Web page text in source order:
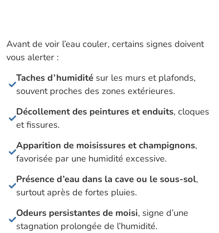
Avant de voir l’eau couler, certains signes doivent
vous alerter :
Taches d’humiditésur les murs et plafonds,
souvent proches des zones extérieures.
Décollement des peintures et enduits, cloques
et fissures.
Apparition de moisissures et champignons,
favorisée par une humidité excessive.
Présence d’eau dans la cave ou le sous-sol,
surtout après de fortes pluies.
Odeurs persistantes de moisi, signe d’une
stagnation prolongée de l’humidité.